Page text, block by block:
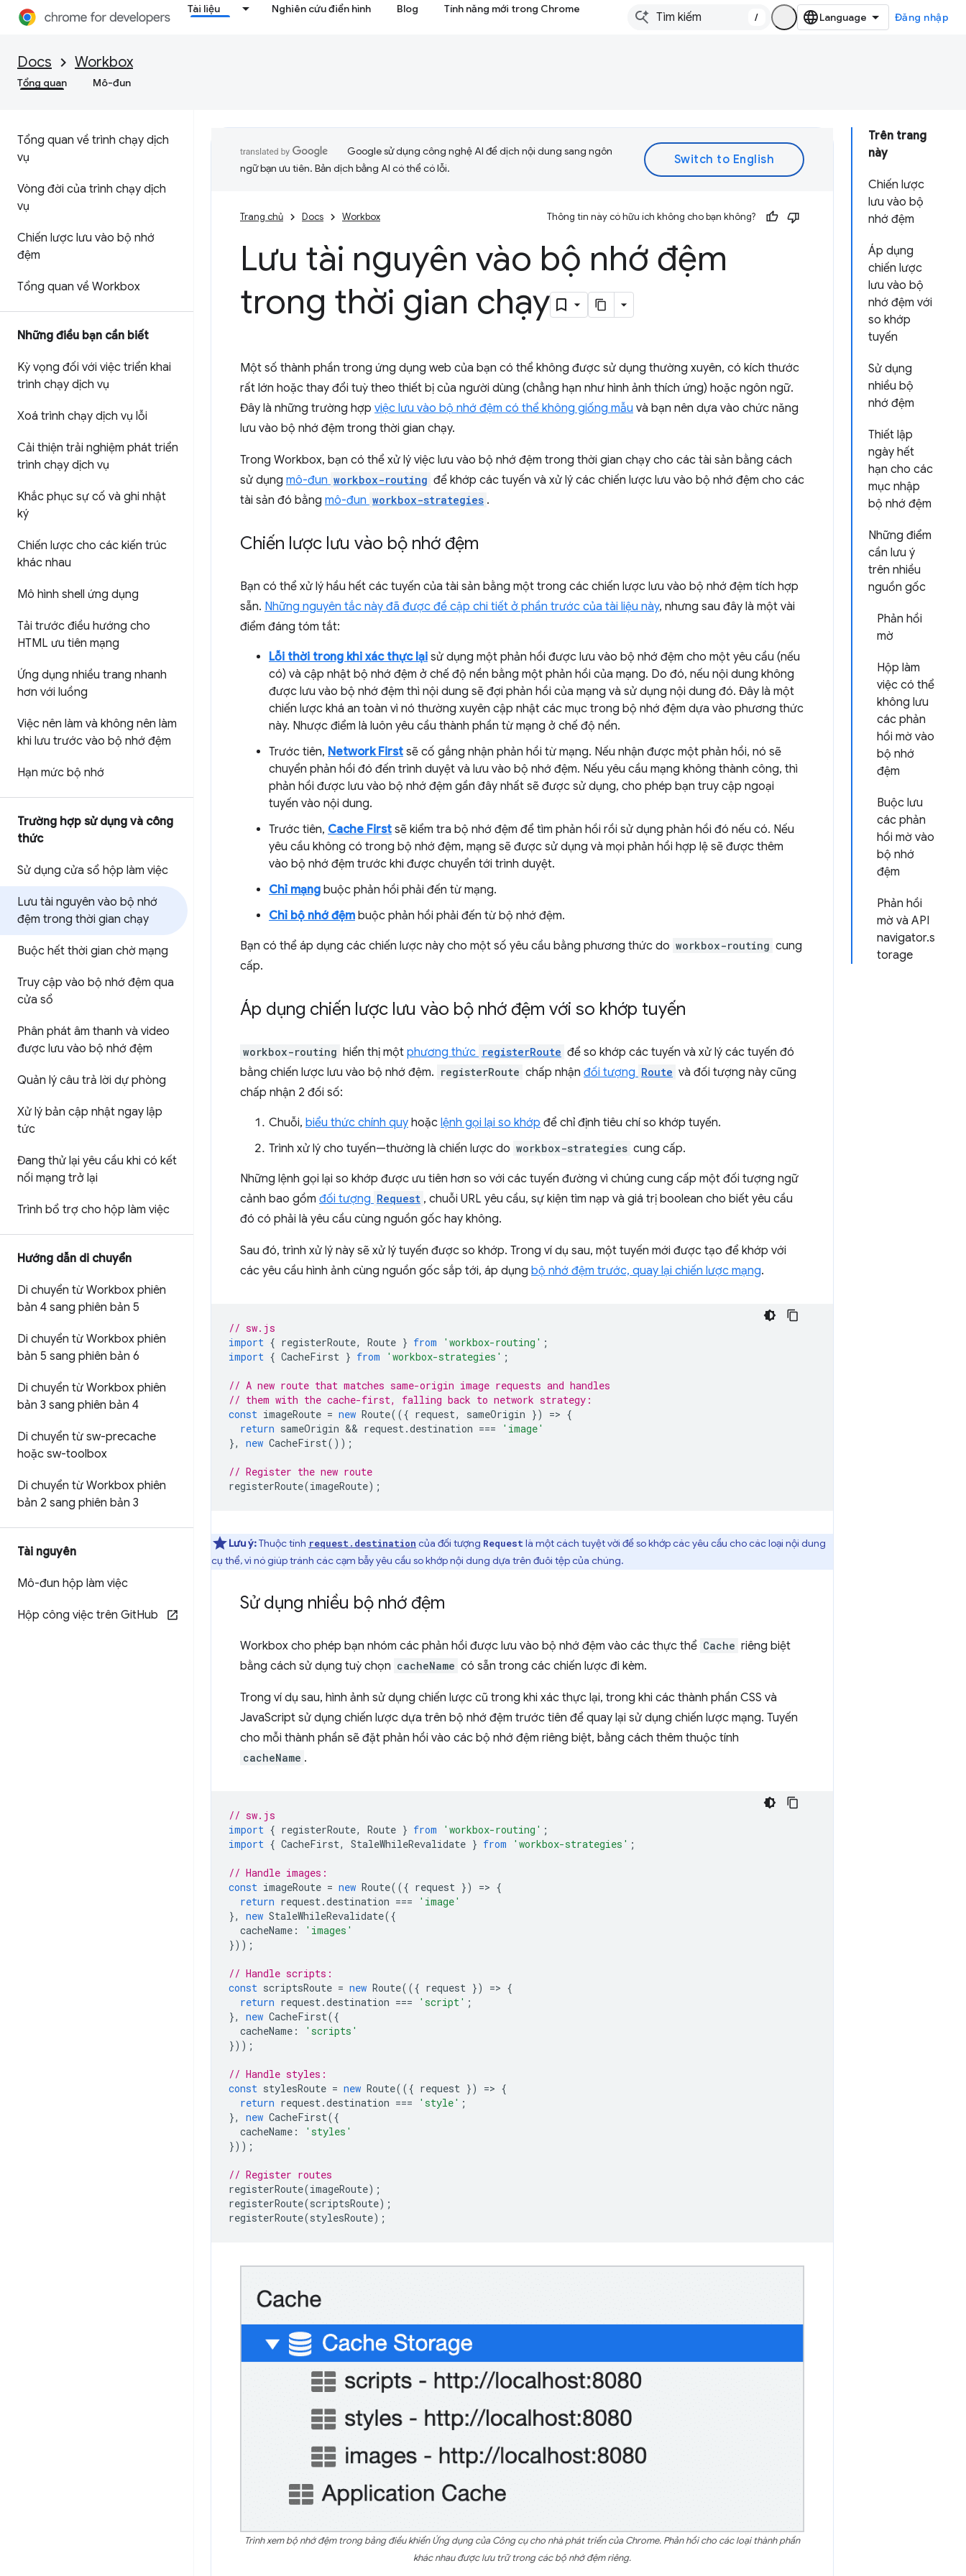
Tài liệu Nghiên cứu điển hình Blog Tính năng mới trong Chrome
/ Đăng nhập
Docs Workbox
Tổng quan Mô-đun
Tổng quan về trình chạy dịch
vụ
Vòng đời của trình chạy dịch
vụ
Chiến lược lưu vào bộ nhớ
đệm
Tổng quan về Workbox
Những điều bạn cần biết
Kỳ vọng đối với việc triển khai
trình chạy dịch vụ
Xoá trình chạy dịch vụ lỗi
Cải thiện trải nghiệm phát triển
trình chạy dịch vụ
Khắc phục sự cố và ghi nhật
ký
Chiến lược cho các kiến trúc
khác nhau
Mô hình shell ứng dụng
Tải trước điều hướng cho
HTML ưu tiên mạng
Ứng dụng nhiều trang nhanh
hơn với luồng
Việc nên làm và không nên làm
khi lưu trước vào bộ nhớ đệm
Hạn mức bộ nhớ
Trường hợp sử dụng và công
thức
Sử dụng cửa sổ hộp làm việc
Lưu tài nguyên vào bộ nhớ
đệm trong thời gian chạy
Buộc hết thời gian chờ mạng
Truy cập vào bộ nhớ đệm qua
cửa sổ
Phân phát âm thanh và video
được lưu vào bộ nhớ đệm
Quản lý câu trả lời dự phòng
Xử lý bản cập nhật ngay lập
tức
Đang thử lại yêu cầu khi có kết
nối mạng trở lại
Trình bổ trợ cho hộp làm việc
Hướng dẫn di chuyển
Di chuyển từ Workbox phiên
bản 4 sang phiên bản 5
Di chuyển từ Workbox phiên
bản 5 sang phiên bản 6
Di chuyển từ Workbox phiên
bản 3 sang phiên bản 4
Di chuyển từ sw-precache
hoặc sw-toolbox
Di chuyển từ Workbox phiên
bản 2 sang phiên bản 3
Tài nguyên
Mô-đun hộp làm việc
Hộp công việc trên GitHub
Trên trang
này
Chiến lược
lưu vào bộ
nhớ đệm
Áp dụng
chiến lược
lưu vào bộ
nhớ đệm với
so khớp
tuyến
Sử dụng
nhiều bộ
nhớ đệm
Thiết lập
ngày hết
hạn cho các
mục nhập
bộ nhớ đệm
Những điểm
cần lưu ý
trên nhiều
nguồn gốc
Phản hồi
mờ
Hộp làm
việc có thể
không lưu
các phản
hồi mờ vào
bộ nhớ
đệm
Buộc lưu
các phản
hồi mờ vào
bộ nhớ
đệm
Phản hồi
mờ và API
navigator.s
torage
Google sử dụng công nghệ AI để dịch nội dung sang ngôn
ngữ bạn ưu tiên. Bản dịch bằng AI có thể có lỗi.
Trang chủ Docs Workbox Thông tin này có hữu ích không cho bạn không?
Lưu tài nguyên vào bộ nhớ đệm
trong thời gian chạy
Một số thành phần trong ứng dụng web của bạn có thể không được sử dụng thường xuyên, có kích thước
rất lớn hoặc thay đổi tuỳ theo thiết bị của người dùng (chẳng hạn như hình ảnh thích ứng) hoặc ngôn ngữ.
Đây là những trường hợp việc lưu vào bộ nhớ đệm có thể không giống mẫu và bạn nên dựa vào chức năng
lưu vào bộ nhớ đệm trong thời gian chạy.
Trong Workbox, bạn có thể xử lý việc lưu vào bộ nhớ đệm trong thời gian chạy cho các tài sản bằng cách
sử dụng mô-đun workbox-routing để khớp các tuyến và xử lý các chiến lược lưu vào bộ nhớ đệm cho các
tài sản đó bằng mô-đun workbox-strategies .
Chiến lược lưu vào bộ nhớ đệm
Bạn có thể xử lý hầu hết các tuyến của tài sản bằng một trong các chiến lược lưu vào bộ nhớ đệm tích hợp
sẵn. Những nguyên tắc này đã được đề cập chi tiết ở phần trước của tài liệu này, nhưng sau đây là một vài
điểm đáng tóm tắt:
Lỗi thời trong khi xác thực lại sử dụng một phản hồi được lưu vào bộ nhớ đệm cho một yêu cầu (nếu
có) và cập nhật bộ nhớ đệm ở chế độ nền bằng một phản hồi của mạng. Do đó, nếu nội dung không
được lưu vào bộ nhớ đệm thì nội dung sẽ đợi phản hồi của mạng và sử dụng nội dung đó. Đây là một
chiến lược khá an toàn vì nó thường xuyên cập nhật các mục trong bộ nhớ đệm dựa vào phương thức
này. Nhược điểm là luôn yêu cầu thành phần từ mạng ở chế độ nền.
Trước tiên, Network First sẽ cố gắng nhận phản hồi từ mạng. Nếu nhận được một phản hồi, nó sẽ
chuyển phản hồi đó đến trình duyệt và lưu vào bộ nhớ đệm. Nếu yêu cầu mạng không thành công, thì
phản hồi được lưu vào bộ nhớ đệm gần đây nhất sẽ được sử dụng, cho phép bạn truy cập ngoại
tuyến vào nội dung.
Trước tiên, Cache First sẽ kiểm tra bộ nhớ đệm để tìm phản hồi rồi sử dụng phản hồi đó nếu có. Nếu
yêu cầu không có trong bộ nhớ đệm, mạng sẽ được sử dụng và mọi phản hồi hợp lệ sẽ được thêm
vào bộ nhớ đệm trước khi được chuyển tới trình duyệt.
Chỉ mạng buộc phản hồi phải đến từ mạng.
Chỉ bộ nhớ đệm buộc phản hồi phải đến từ bộ nhớ đệm.
Bạn có thể áp dụng các chiến lược này cho một số yêu cầu bằng phương thức do workbox-routing cung
cấp.
Áp dụng chiến lược lưu vào bộ nhớ đệm với so khớp tuyến
workbox-routing hiển thị một phương thức registerRoute để so khớp các tuyến và xử lý các tuyến đó
bằng chiến lược lưu vào bộ nhớ đệm. registerRoute chấp nhận đối tượng Route và đối tượng này cũng
chấp nhận 2 đối số:
Chuỗi, biểu thức chính quy hoặc lệnh gọi lại so khớp để chỉ định tiêu chí so khớp tuyến.
Trình xử lý cho tuyến—thường là chiến lược do workbox-strategies cung cấp.
Những lệnh gọi lại so khớp được ưu tiên hơn so với các tuyến đường vì chúng cung cấp một đối tượng ngữ
cảnh bao gồm đối tượng Request , chuỗi URL yêu cầu, sự kiện tìm nạp và giá trị boolean cho biết yêu cầu
đó có phải là yêu cầu cùng nguồn gốc hay không.
Sau đó, trình xử lý này sẽ xử lý tuyến được so khớp. Trong ví dụ sau, một tuyến mới được tạo để khớp với
các yêu cầu hình ảnh cùng nguồn gốc sắp tới, áp dụng bộ nhớ đệm trước, quay lại chiến lược mạng.
// sw.js
import { registerRoute, Route } from 'workbox-routing' ;
import { CacheFirst } from 'workbox-strategies' ;
// A new route that matches same-origin image requests and handles
// them with the cache-first, falling back to network strategy:
const imageRoute = new Route(({ request, sameOrigin }) => {
return sameOrigin && request.destination ===
'image'
},
new CacheFirst());
// Register the new route
registerRoute(imageRoute);
Lưu ý:Thuộc tính request.destination của đối tượng Request là một cách tuyệt vời để so khớp các yêu cầu cho các loại nội dung
cụ thể, vì nó giúp tránh các cạm bẫy yêu cầu so khớp nội dung dựa trên đuôi tệp của chúng.
Sử dụng nhiều bộ nhớ đệm
Workbox cho phép bạn nhóm các phản hồi được lưu vào bộ nhớ đệm vào các thực thể Cache riêng biệt
bằng cách sử dụng tuỳ chọn cacheName có sẵn trong các chiến lược đi kèm.
Trong ví dụ sau, hình ảnh sử dụng chiến lược cũ trong khi xác thực lại, trong khi các thành phần CSS và
JavaScript sử dụng chiến lược dựa trên bộ nhớ đệm trước tiên để quay lại sử dụng chiến lược mạng. Tuyến
cho mỗi thành phần sẽ đặt phản hồi vào các bộ nhớ đệm riêng biệt, bằng cách thêm thuộc tính
cacheName .
// sw.js
import { registerRoute, Route } from 'workbox-routing' ;
import { CacheFirst, StaleWhileRevalidate } from 'workbox-strategies' ;
// Handle images:
const imageRoute = new Route(({ request }) => {
return request.destination ===
'image'
},
new StaleWhileRevalidate({
cacheName :
'images'
}));
// Handle scripts:
const scriptsRoute = new Route(({ request }) => {
return request.destination === 'script' ;
},
new CacheFirst({
cacheName :
'scripts'
}));
// Handle styles:
const stylesRoute = new Route(({ request }) => {
return request.destination === 'style' ;
},
new CacheFirst({
cacheName :
'styles'
}));
// Register routes
registerRoute(imageRoute);
registerRoute(scriptsRoute);
registerRoute(stylesRoute);
Trình xem bộ nhớ đệm trong bảng điều khiển Ứng dụng của Công cụ cho nhà phát triển của Chrome. Phản hồi cho các loại thành phần
khác nhau được lưu trữ trong các bộ nhớ đệm riêng.